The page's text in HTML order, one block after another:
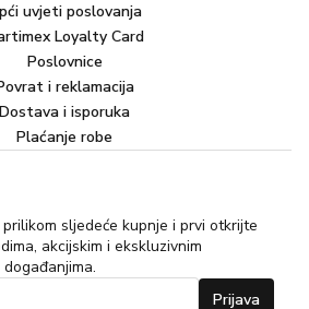
uvjeti poslovanja
Loyalty Card
Poslovnice
i reklamacija
Dostava i isporuka
Plaćanje robe
sljedeće kupnje i prvi otkrijte
akcijskim i ekskluzivnim
Prijava